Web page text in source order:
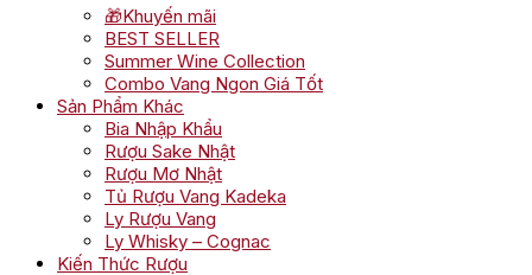
🎁Khuyến mãi
BEST SELLER
Summer Wine Collection
Combo Vang Ngon Giá Tốt
Sản Phẩm Khác
Bia Nhập Khẩu
Rượu Sake Nhật
Rượu Mơ Nhật
Tủ Rượu Vang Kadeka
Ly Rượu Vang
Ly Whisky – Cognac
Kiến Thức Rượu